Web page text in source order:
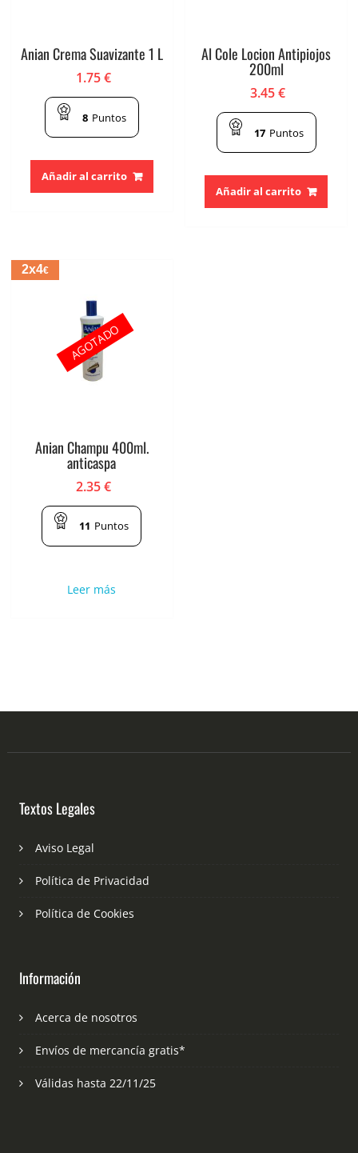
Anian Crema Suavizante 1 L
1.75€
8 Puntos
Añadir al carrito
Al Cole Locion Antipiojos
200ml
3.45€
17 Puntos
Añadir al carrito
2x4€
Anian Champu 400ml.
anticaspa
2.35€
11 Puntos
Leer más
AGOTADO
Textos Legales
Aviso Legal
Política de Privacidad
Política de Cookies
Información
Acerca de nosotros
Envíos de mercancía gratis*
Válidas hasta 22/11/25